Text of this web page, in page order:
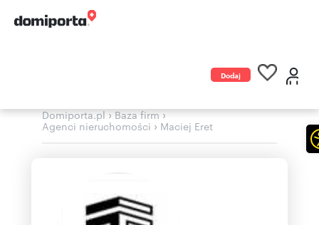
Dodaj
Domiporta.pl›Baza firm›
Agenci nieruchomości › Maciej Eret